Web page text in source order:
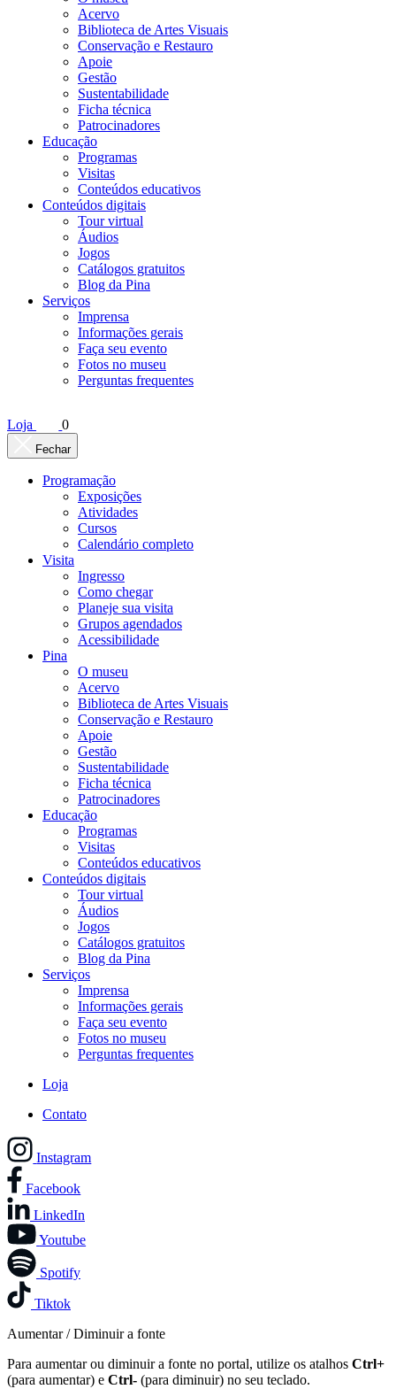
Acervo
Biblioteca de Artes Visuais
Conservação e Restauro
Apoie
Gestão
Sustentabilidade
Ficha técnica
Patrocinadores
Educação
Programas
Visitas
Conteúdos educativos​
Conteúdos digitais
Tour virtual
Áudios
Jogos
Catálogos gratuitos
Blog da Pina
Serviços
Imprensa
Informações gerais
Faça seu evento
Fotos no museu
Perguntas frequentes
Loja 0
Fechar
Programação
Exposições
Atividades
Cursos
Calendário completo
Visita
Ingresso
Como chegar
Planeje sua visita
Grupos agendados
Acessibilidade
Pina
O museu
Acervo
Biblioteca de Artes Visuais
Conservação e Restauro
Apoie
Gestão
Sustentabilidade
Ficha técnica
Patrocinadores
Educação
Programas
Visitas
Conteúdos educativos​
Conteúdos digitais
Tour virtual
Áudios
Jogos
Catálogos gratuitos
Blog da Pina
Serviços
Imprensa
Informações gerais
Faça seu evento
Fotos no museu
Perguntas frequentes
Loja
Contato
Instagram
Facebook
LinkedIn
Youtube
Spotify
Tiktok
Aumentar / Diminuir a fonte
Para aumentar ou diminuir a fonte no portal, utilize os atalhos Ctrl+
(para aumentar) e Ctrl- (para diminuir) no seu teclado.